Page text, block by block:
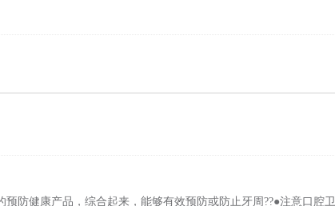
防健康产品，综合起来，能够有效预防或防止牙周??●注意口腔卫